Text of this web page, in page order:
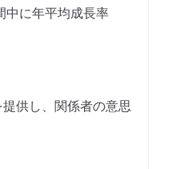
中に年平均成長率
供し、関係者の意思